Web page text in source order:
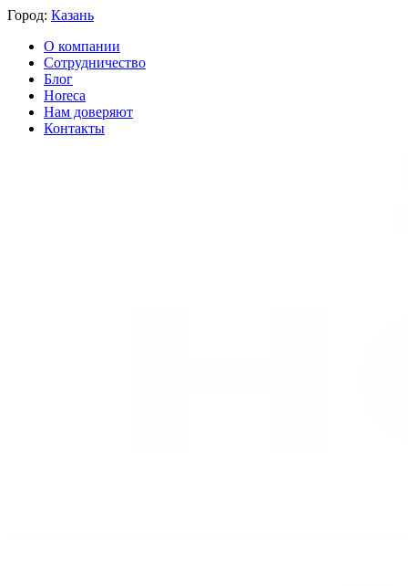
Город: Казань
О компании
Сотрудничество
Блог
Horeca
Нам доверяют
Контакты